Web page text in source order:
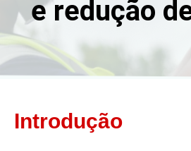
e redução
Introdução